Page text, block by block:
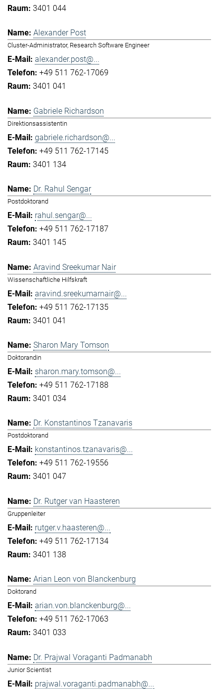
3401 044
Alexander Post
Cluster-Administrator, Research Software Engineer
alexander.post@...
+49 511 762-17069
3401 041
Gabriele Richardson
Direktionsassistentin
gabriele.richardson@...
+49 511 762-17145
3401 134
Dr. Rahul Sengar
Postdoktorand
rahul.sengar@...
+49 511 762-17187
3401 145
Aravind Sreekumar Nair
Wissenschaftliche Hilfskraft
aravind.sreekumarnair@...
+49 511 762-17135
3401 041
Sharon Mary Tomson
Doktorandin
sharon.mary.tomson@...
+49 511 762-17188
3401 034
Dr. Konstantinos Tzanavaris
Postdoktorand
konstantinos.tzanavaris@...
+49 511 762-19556
3401 047
Dr. Rutger van Haasteren
Gruppenleiter
rutger.v.haasteren@...
+49 511 762-17134
3401 138
Arian Leon von Blanckenburg
Doktorand
arian.von.blanckenburg@...
+49 511 762-17063
3401 033
Dr. Prajwal Voraganti Padmanabh
Junior Scientist
prajwal.voraganti.padmanabh@...